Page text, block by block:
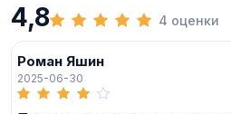
4,8 4 оценки
Роман Яшин
2025-06-30